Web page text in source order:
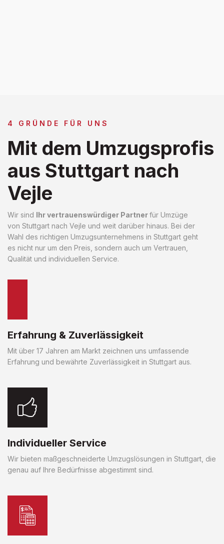
4 GRÜNDE FÜR UNS
Mit dem Umzugsprofis
aus Stuttgart nach
Vejle
Wir sind Ihr vertrauenswürdiger Partnerfür Umzüge
von Stuttgart nach Vejle und weit darüber hinaus. Bei der
Wahl des richtigen Umzugsunternehmens in Stuttgart geht
es nicht nur um den Preis, sondern auch um Vertrauen,
Qualität und individuellen Service.
Erfahrung & Zuverlässigkeit
Mit über 17 Jahren am Markt zeichnen uns umfassende
Erfahrung und bewährte Zuverlässigkeit in Stuttgart aus.
Individueller Service
Wir bieten maßgeschneiderte Umzugslösungen in Stuttgart, die
genau auf Ihre Bedürfnisse abgestimmt sind.